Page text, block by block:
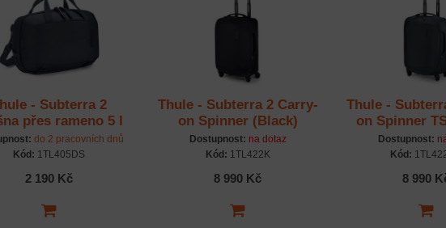
- Subterra 2
přes rameno 5 l
- Dark Slate
do 2 pracovních dnů
Kód: 1TL405DS
2 190 Kč
Thule - Subterra 2 Carry-
on Spinner (Black)
Dostupnost: na dotaz
Kód: 1TL422K
8 990 Kč
Thule -
on Spinner
Dark
Dostupnost:
Kód:
8 990